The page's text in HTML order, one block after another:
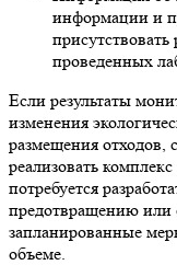
информации и
проведенных
Если результаты
изменения
размещения отходов,
реализовать
потребуется
предотвращению или
запланированные
объеме.